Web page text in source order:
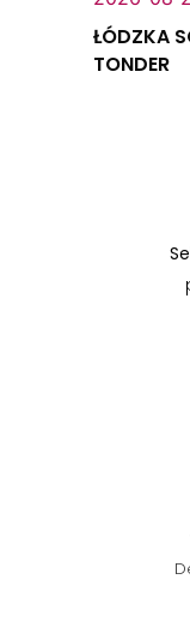
ŁÓDZKA
TONDER